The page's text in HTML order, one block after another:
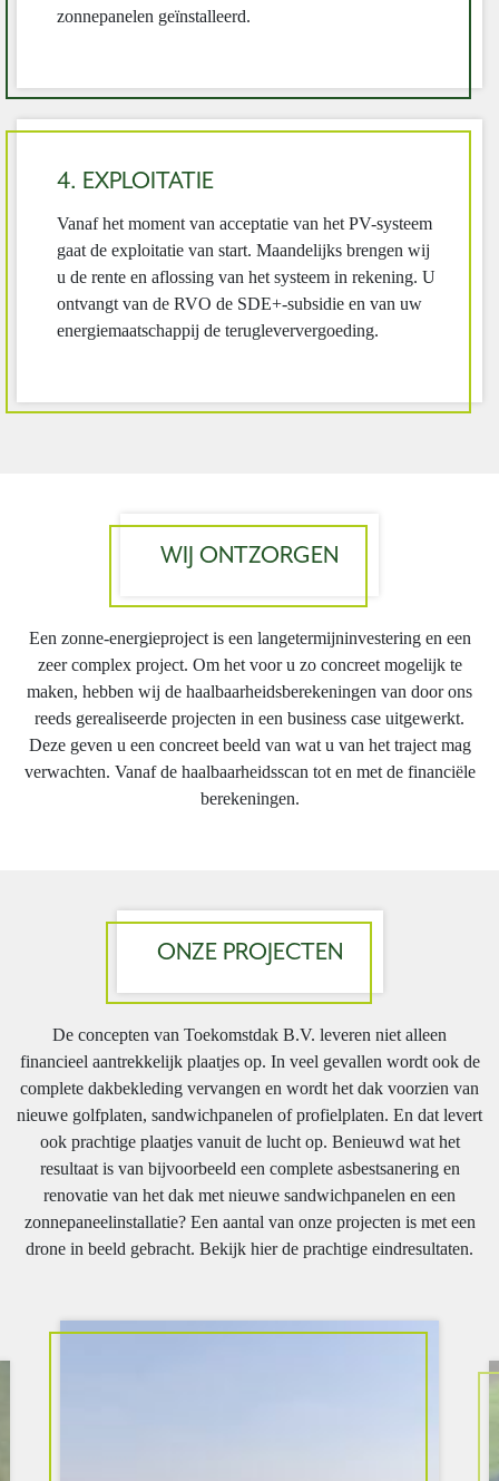
zonnepanelen geïnstalleerd.
4. EXPLOITATIE
Vanaf het moment van acceptatie van het PV-systeem
gaat de exploitatie van start. Maandelijks brengen wij
u de rente en aflossing van het systeem in rekening. U
ontvangt van de RVO de SDE+-subsidie en van uw
energiemaatschappij de terugleververgoeding.
WIJ ONTZORGEN
Een zonne-energieproject is een langetermijninvestering en een
zeer complex project. Om het voor u zo concreet mogelijk te
maken, hebben wij de haalbaarheidsberekeningen van door ons
reeds gerealiseerde projecten in een business case uitgewerkt.
Deze geven u een concreet beeld van wat u van het traject mag
verwachten. Vanaf de haalbaarheidsscan tot en met de financiële
berekeningen.
ONZE PROJECTEN
De concepten van Toekomstdak B.V. leveren niet alleen
financieel aantrekkelijk plaatjes op. In veel gevallen wordt ook de
complete dakbekleding vervangen en wordt het dak voorzien van
nieuwe golfplaten, sandwichpanelen of profielplaten. En dat levert
ook prachtige plaatjes vanuit de lucht op. Benieuwd wat het
resultaat is van bijvoorbeeld een complete asbestsanering en
renovatie van het dak met nieuwe sandwichpanelen en een
zonnepaneelinstallatie? Een aantal van onze projecten is met een
drone in beeld gebracht. Bekijk hier de prachtige eindresultaten.